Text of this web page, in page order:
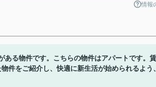
情報
ある物件です。こちらの物件はアパートです。賃
件をご紹介し、快適に新生活が始められるよう、